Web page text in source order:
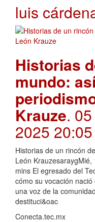
luis
Historias
mundo:
Krauze.
2025 20:05
Historias de un rincón
León
mins El egresado del
cómo su vocación
una voz de la
destituci&oac
Conecta.tec.mx